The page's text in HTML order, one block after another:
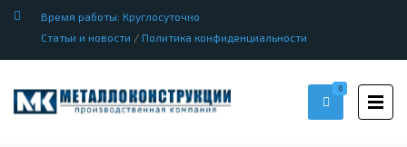
Время работы: Круглосуточно
Статьи и новости / Политика конфиденциальности
0